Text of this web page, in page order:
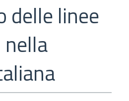
delle linee
nella